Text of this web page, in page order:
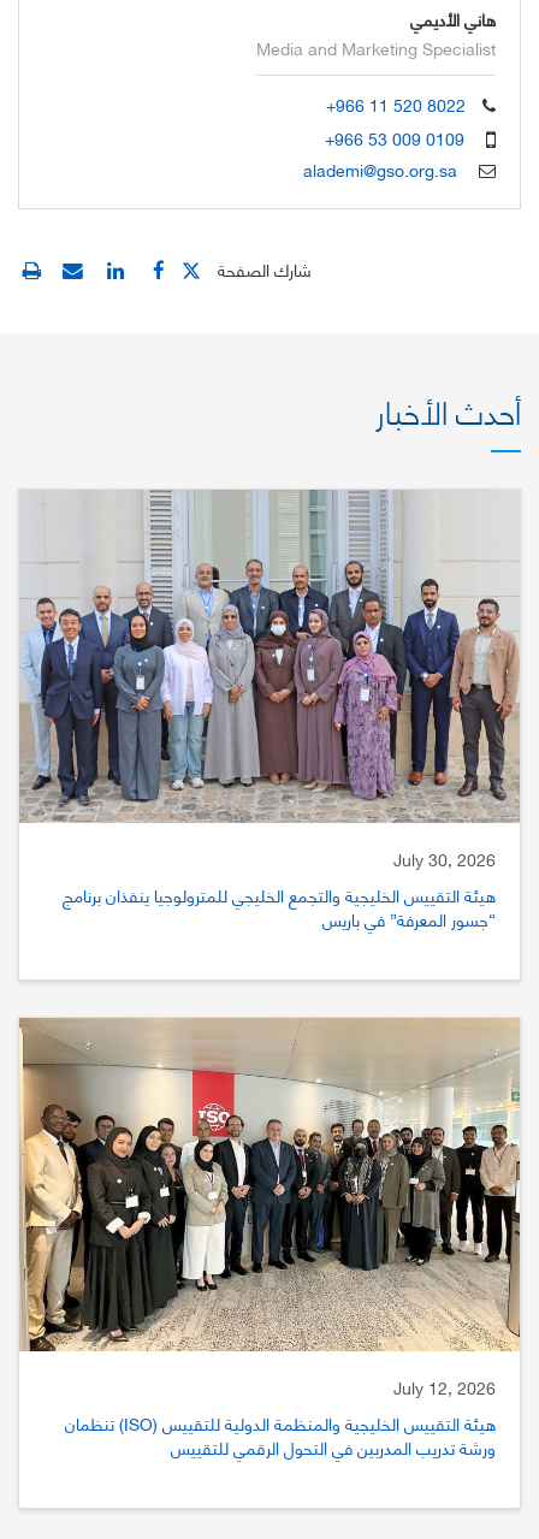
هاني الأديمي
Media and Marketing Specialist
+966 11 520 8022
+966 53 009 0109
alademi@gso.org.sa
شارك الصفحة
أحدث الأخبار
July 30, 2026
هيئة التقييس الخليجية والتجمع الخليجي للمترولوجيا ينفذان برنامج
“جسور المعرفة” في باريس
July 12, 2026
هيئة التقييس الخليجية والمنظمة الدولية للتقييس (ISO) تنظمان
ورشة تدريب المدربين في التحول الرقمي للتقييس